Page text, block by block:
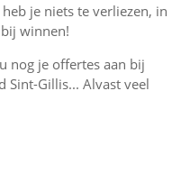
je niets te verliezen, in
winnen!
nog je offertes aan bij
Sint-Gillis... Alvast veel